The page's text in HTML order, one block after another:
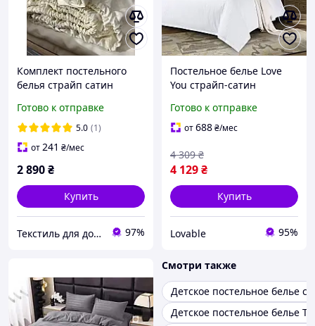
Комплект постельного
белья страйп сатин
Готово к отправке
5.0 (1)
от241 ₴/мес
2 890₴
Купить
Текстиль для дома Zeintex (ФОП Опришко Яна Гафильевна) 97%
Постельное белье Love
You страйп-сатин
белый, 100% хлопок
160х220 см
Готово к отправке
от688₴/мес
4 129₴
4 309 ₴
Купить
Lovable 95%
Смотри также
Детское постельное белье
Детское постельное белье